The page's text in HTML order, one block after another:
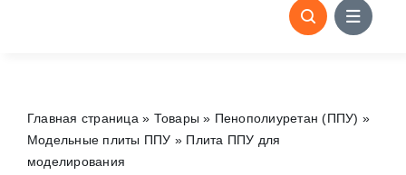
Главная страница » Товары » Пенополиуретан (ППУ) »
Модельные плиты ППУ » Плита ППУ для
моделирования